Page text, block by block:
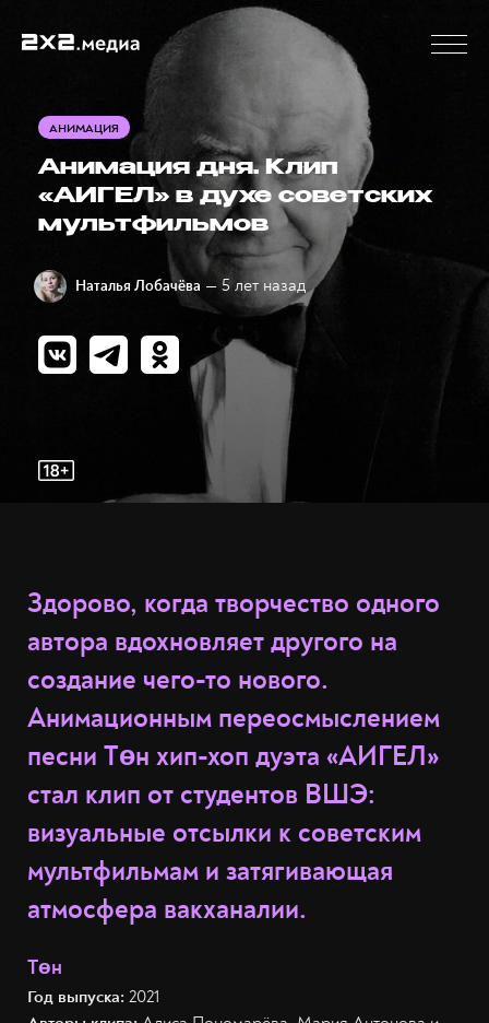
АНИМАЦИЯ
Анимация дня. Клип
«АИГЕЛ» в духе советских
мультфильмов
Наталья Лобачёва — 5 лет назад
Здорово, когда творчество одного
автора вдохновляет другого на
создание чего-то нового.
Анимационным переосмыслением
песни Төн хип-хоп дуэта «АИГЕЛ»
стал клип от студентов ВШЭ:
визуальные отсылки к советским
мультфильмам и затягивающая
атмосфера вакханалии.
Төн
Год выпуска: 2021